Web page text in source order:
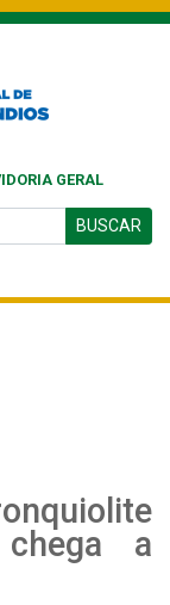
GERAL
BUSCAR
chega a